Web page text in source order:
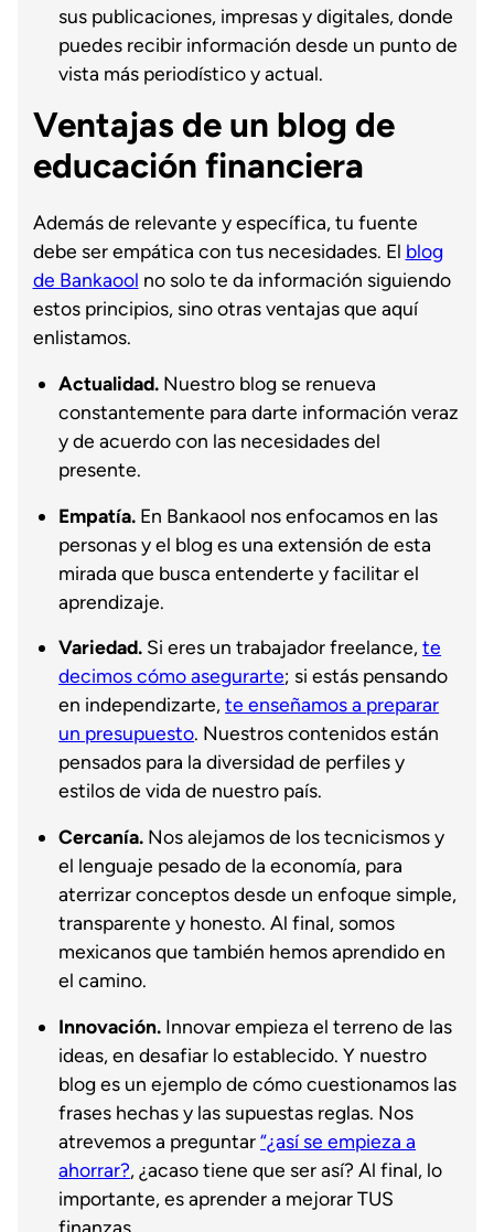
sus publicaciones, impresas y digitales, donde
puedes recibir información desde un punto de
vista más periodístico y actual.
Ventajas de un blog de
educación financiera
Además de relevante y específica, tu fuente
debe ser empática con tus necesidades. El blog
de Bankaool no solo te da información siguiendo
estos principios, sino otras ventajas que aquí
enlistamos.
Actualidad. Nuestro blog se renueva
constantemente para darte información veraz
y de acuerdo con las necesidades del
presente.
Empatía. En Bankaool nos enfocamos en las
personas y el blog es una extensión de esta
mirada que busca entenderte y facilitar el
aprendizaje.
Variedad. Si eres un trabajador freelance,te
decimos cómo asegurarte; si estás pensando
en independizarte,te enseñamos a preparar
un presupuesto. Nuestros contenidos están
pensados para la diversidad de perfiles y
estilos de vida de nuestro país.
Cercanía. Nos alejamos de los tecnicismos y
el lenguaje pesado de la economía, para
aterrizar conceptos desde un enfoque simple,
transparente y honesto. Al final, somos
mexicanos que también hemos aprendido en
el camino.
Innovación. Innovar empieza el terreno de las
ideas, en desafiar lo establecido. Y nuestro
blog es un ejemplo de cómo cuestionamos las
frases hechas y las supuestas reglas. Nos
atrevemos a preguntar“¿así se empieza a
ahorrar?, ¿acaso tiene que ser así? Al final, lo
importante, es aprender a mejorar TUS
finanzas.